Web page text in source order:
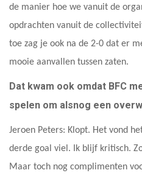
de manier hoe we vanuit de
opdrachten vanuit de
toe zag je ook na de 2-0 dat er
mooie aanvallen tussen zaten.
Dat kwam ook omdat BFC
spelen om alsnog een
Jeroen Peters: Klopt. Het vond
derde goal viel. Ik blijf kritisch.
Maar toch nog complimenten